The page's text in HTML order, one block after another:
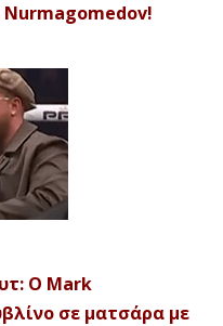
Nurmagomedov!
Ο Mark
σε ματσάρα με